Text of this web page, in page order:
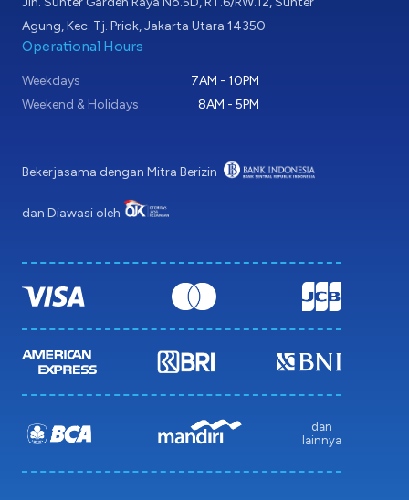
Agung, Kec. Tj. Priok, Jakarta Utara 14350
Operational Hours
Weekdays
7AM - 10PM
Weekend & Holidays
8AM - 5PM
Bekerjasama dengan Mitra Berizin
dan Diawasi oleh
dan
lainnya